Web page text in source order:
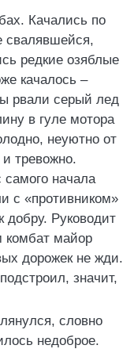
Качались по
свалявшейся,
редкие озяблые
качалось –
рвали серый лед
в гуле мотора
неуютно от
тревожно.
начала
с «противником»
добру. Руководит
комбат майор
дорожек не жди.
значит,
словно
недоброе.